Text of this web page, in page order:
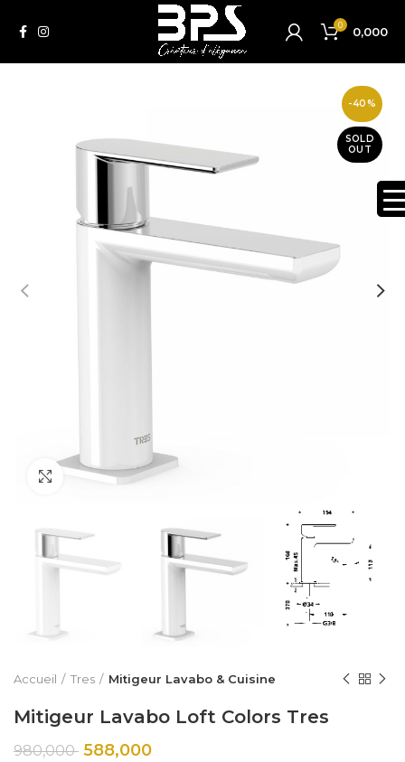
0 0,000
-40%
SOLD
OUT
Click to enlarge
Accueil Tres Mitigeur Lavabo & Cuisine
Mitigeur Lavabo Loft Colors Tres
980,000 588,000